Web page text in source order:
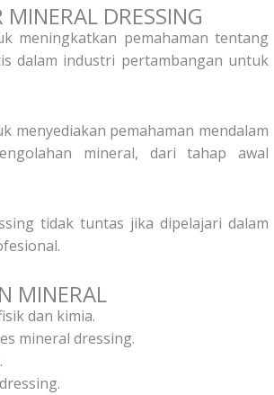
DRESSING
meningkatkan pemahaman tentang
dalam industri pertambangan untuk
menyediakan pemahaman mendalam
mineral, dari tahap awal
tidak tuntas jika dipelajari dalam
MINERAL
dan kimia.
mineral dressing.